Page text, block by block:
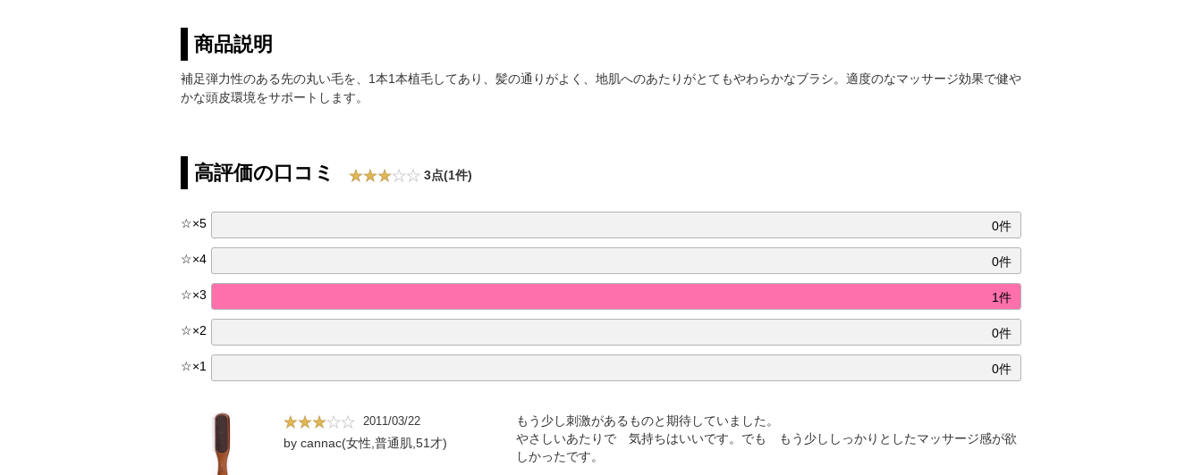
商品説明
補足弾力性のある先の丸い毛を、1本1本植毛してあり、髪の通りがよく、地肌へのあたりがとてもやわらかなブラシ。適度のなマッサージ効果で健や
かな頭皮環境をサポートします。
高評価の口コミ 3点(1件)
☆×5 0件
☆×4 0件
☆×3 1件
☆×2 0件
☆×1 0件
2011/03/22
by cannac(女性,普通肌,51才)
もう少し刺激があるものと期待していました。
やさしいあたりで 気持ちはいいです。でも もう少ししっかりとしたマッサージ感が欲
しかったです。